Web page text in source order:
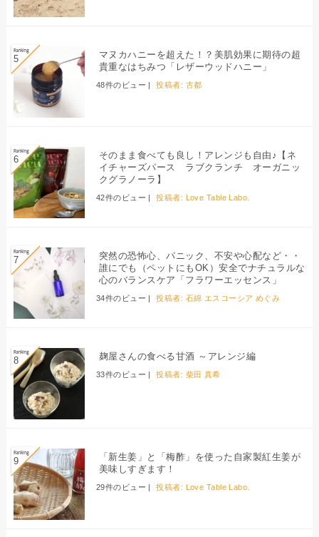
マヌカハニーを超えた！？美肌効果に期待の超
貴重なはちみつ「レザーウッドハニー」
48件のビュー | 投稿者: 古都
そのまま食べても良し！アレンジも自由♪【ネ
イチャーズパース ラブクランチ オーガニッ
クグラノーラ】
42件のビュー | 投稿者: Love Table Labo.
突然の恐怖心、パニック、不安や心配など・・
誰にでも（ペットにもOK）安全でナチュラルな
心のバランスケア「フラワーエッセンス」
34件のビュー | 投稿者: 石綿 エスコーシア めぐみ
麹屋さんの食べる甘酒 ～アレンジ編
33件のビュー | 投稿者: 柴田 真希
「新生姜」と「梅酢」を使った自家製紅生姜が
美味しすぎます！
29件のビュー | 投稿者: Love Table Labo.